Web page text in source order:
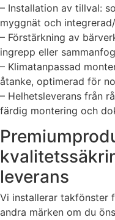
– Installation av tillval:
myggnät och
– Förstärkning av
ingrepp eller
– Klimatanpassad
åtanke, optimerad för
– Helhetsleverans från
färdig montering och
leverans
Vi installerar takfönster
andra märken om du